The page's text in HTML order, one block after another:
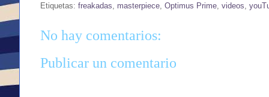
Etiquetas: freakadas masterpiece Optimus Prime videos
No hay comentarios:
Publicar un comentario